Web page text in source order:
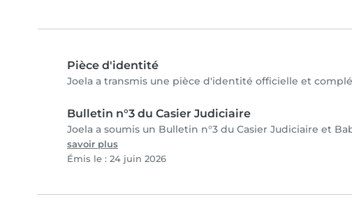
Pièce d'identité
Joela a transmis une pièce d'identité officielle et
Bulletin n°3 du Casier Judiciaire
Joela a soumis un Bulletin n°3 du Casier Judiciaire et
savoir plus
Émis le : 24 juin 2026